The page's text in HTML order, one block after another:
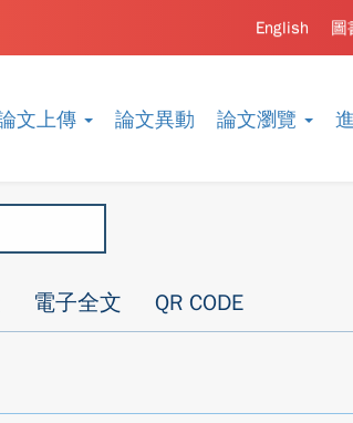
文上傳 論文異動 論文瀏覽
圖
English
電子全文 QR CODE